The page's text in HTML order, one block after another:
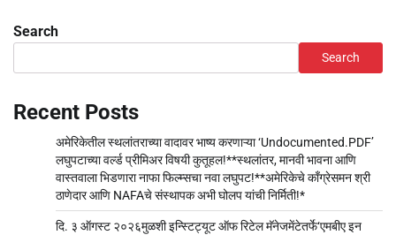
Search
Search
Recent Posts
अमेरिकेतील स्थलांतराच्या वादावर भाष्य करणाऱ्या ‘Undocumented.PDF’
लघुपटाच्या वर्ल्ड प्रीमिअर विषयी कुतूहल!**स्थलांतर, मानवी भावना आणि
वास्तवाला भिडणारा नाफा फिल्म्सचा नवा लघुपट!**अमेरिकेचे काँग्रेसमन श्री
ठाणेदार आणि NAFAचे संस्थापक अभी घोलप यांची निर्मिती!*
दि. ३ ऑगस्ट २०२६मुळशी इन्स्टिट्यूट ऑफ रिटेल मॅनेजमेंटेतर्फे‘एमबीए इन